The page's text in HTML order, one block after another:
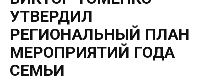
УТВЕРДИЛ
РЕГИОНАЛЬНЫЙ ПЛАН
МЕРОПРИЯТИЙ ГОДА
СЕМЬИ